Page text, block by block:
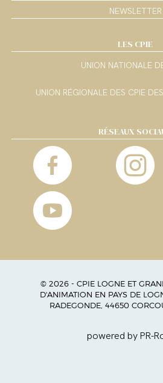
NEWSLETTER
LES CPIE
UNION NATIONALE
UNION RÉGIONALE DES CPIE
RÉSEAUX
© 2026 - CPIE LOGNE ET
D'ANIMATION EN PAYS DE
RADEGONDE, 44650
powered by PR-